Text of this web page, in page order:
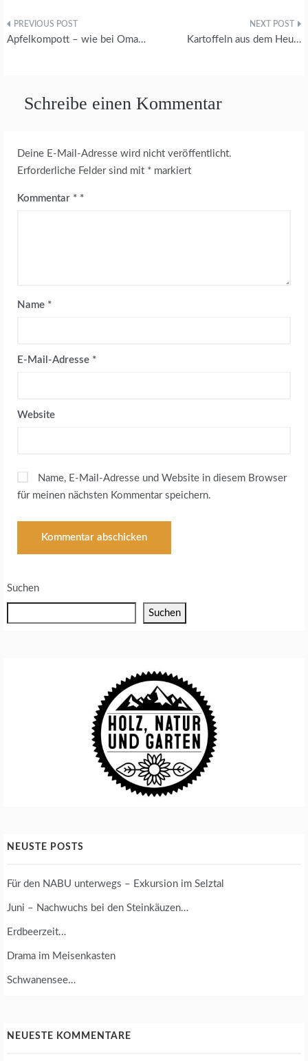
Beitragsnavigation
Apfelkompott – wie bei Oma… Kartoffeln aus dem Heu…
Schreibe einen Kommentar
Deine E-Mail-Adresse wird nicht veröffentlicht.
Erforderliche Felder sind mit * markiert
Kommentar *
Name *
E-Mail-Adresse *
Website
Name, E-Mail-Adresse und Website in diesem Browser
für meinen nächsten Kommentar speichern.
Suchen
Suchen
NEUSTE POSTS
Für den NABU unterwegs – Exkursion im Selztal
Juni – Nachwuchs bei den Steinkäuzen…
Erdbeerzeit…
Drama im Meisenkasten
Schwanensee…
NEUESTE KOMMENTARE